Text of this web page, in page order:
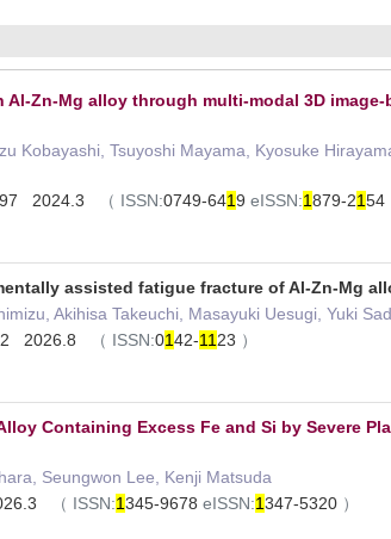
Zn-Mg alloy through multi-modal 3D
Kobayashi, Tsuyoshi Mayama, Kyosuke
2024.3 （ ISSN:0749-6419 eISSN:1879-2154
assisted fatigue fracture of Al-Zn-Mg
Akihisa Takeuchi, Masayuki Uesugi, Yuki
2026.8 （ ISSN:0142-11 23 ）
Containing Excess Fe and Si by Severe
Seungwon Lee, Kenji Matsuda
（ ISSN:1345-9678 eISSN:1347-5320 ）